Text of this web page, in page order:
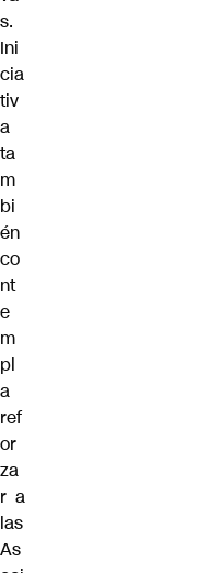
s.
Ini
cia
tiv
a
ta
m
bi
én
co
nt
e
m
pl
a
ref
or
za
r a
las
As